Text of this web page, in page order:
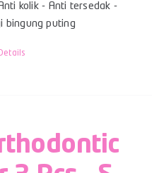
kolik - Anti tersedak -
bingung puting
Details